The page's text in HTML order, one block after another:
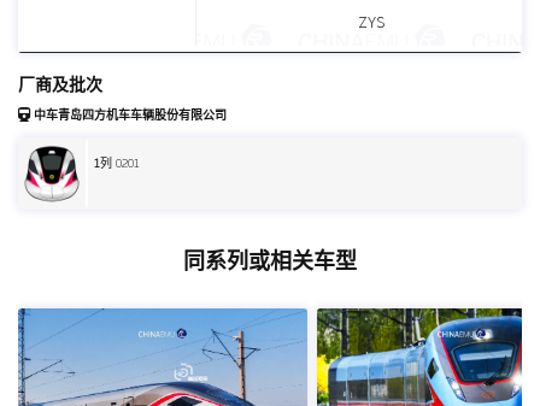
ZYS
厂商及批次
中车青岛四方机车车辆股份有限公司
1列 0201
同系列或相关车型